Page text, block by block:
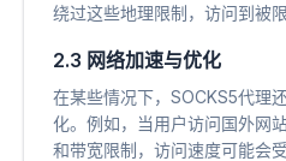
绕过这些地理限制，访问到被限
2.3 网络加速与优化
在某些情况下，SOCKS5代理
化。例如，当用户访问国外网
和带宽限制，访问速度可能会